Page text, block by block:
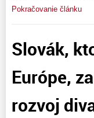
Pokračovanie článku
Slovák,
Európe,
rozvoj